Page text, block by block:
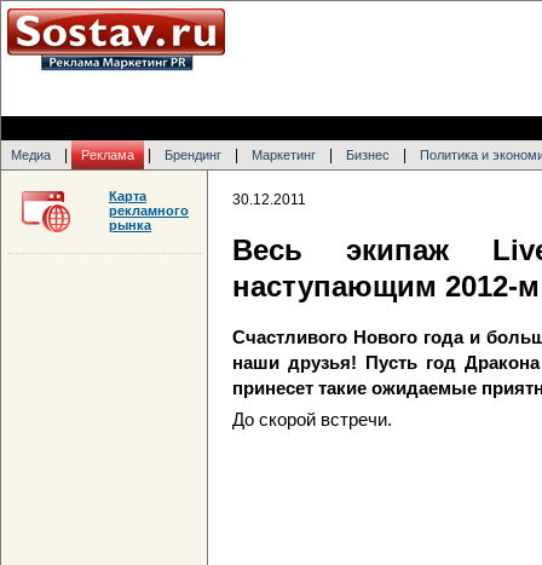
Медиа Реклама Брендинг Маркетинг Бизнес Политика и
30.12.2011
Весь экипаж
наступающим 2012-
Счастливого Нового года и
наши друзья! Пусть год
принесет такие ожидаемые
До скорой встречи.
Карта
рекламного
рынка